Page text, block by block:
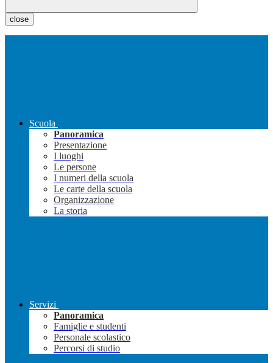
close
Scuola
Panoramica
Presentazione
I luoghi
Le persone
I numeri della scuola
Le carte della scuola
Organizzazione
La storia
Servizi
Panoramica
Famiglie e studenti
Personale scolastico
Percorsi di studio